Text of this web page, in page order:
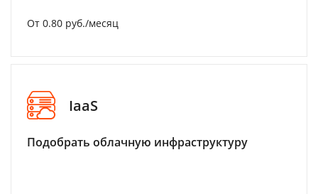
От 0.80 руб./месяц
IaaS
Подобрать облачную инфраструктуру